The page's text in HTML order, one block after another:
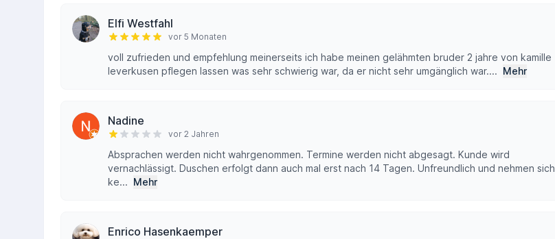
Elfi Westfahl
vor 5 Monaten
voll zufrieden und empfehlung meinerseits ich habe meinen gelähmten bruder 2 jahre von kamille
leverkusen pflegen lassen was sehr schwierig war, da er nicht sehr umgänglich war.... Mehr
Nadine
vor 2 Jahren
Absprachen werden nicht wahrgenommen. Termine werden nicht abgesagt. Kunde wird
vernachlässigt. Duschen erfolgt dann auch mal erst nach 14 Tagen. Unfreundlich und nehmen sich
ke... Mehr
Enrico Hasenkaemper